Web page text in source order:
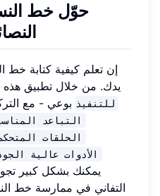
حوّل خط
إن تعلم كيفية كتابة
يدك. من خلال تطبيق هذه
للتنفيذ بوعي - مع
التباعد
الحلقات
الأدوات عالية
يمكنك بشكل كبير
التفاني في ممارسة خط